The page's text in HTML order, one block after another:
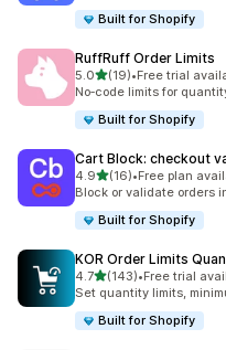
Built for Shopify
RuffRuff Order Limits
5.0เต็ม 5 ดาว
(19)
ทั้งหมด 19 รีวิว
•Free trial
No‑code limits for
Built for Shopify
Cart Block: checkout
4.9เต็ม 5 ดาว
(16)
ทั้งหมด 16 รีวิว
•Free plan
Block or validate orders
Built for Shopify
KOR Order Limits
4.7เต็ม 5 ดาว
(143)
ทั้งหมด 143 รีวิว
•Free trial
Set quantity limits,
Built for Shopify